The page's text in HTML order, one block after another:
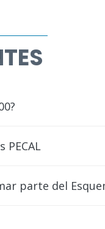
PECAL
parte del